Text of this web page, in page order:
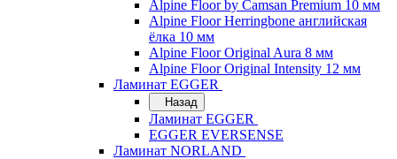
Alpine Floor by Camsan Premium 10 мм
Alpine Floor Herringbone английская
ёлка 10 мм
Alpine Floor Original Aura 8 мм
Alpine Floor Original Intensity 12 мм
Ламинат EGGER
Назад
Ламинат EGGER
EGGER EVERSENSE
Ламинат NORLAND